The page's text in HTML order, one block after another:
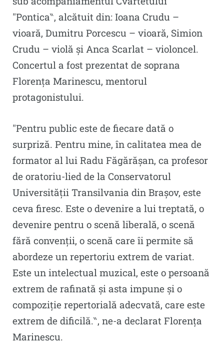
″Pontica‶, alcătuit din: Ioana Crudu –
vioară, Dumitru Porcescu – vioară, Simion
Crudu – violă și Anca Scarlat – violoncel.
Concertul a fost prezentat de soprana
Florența Marinescu, mentorul
protagonistului.
″Pentru public este de fiecare dată o
surpriză. Pentru mine, în calitatea mea de
formator al lui Radu Făgărășan, ca profesor
de oratoriu-lied de la Conservatorul
Universității Transilvania din Brașov, este
ceva firesc. Este o devenire a lui treptată, o
devenire pentru o scenă liberală, o scenă
fără convenții, o scenă care îi permite să
abordeze un repertoriu extrem de variat.
Este un intelectual muzical, este o persoană
extrem de rafinată și asta impune și o
compoziție repertorială adecvată, care este
extrem de dificilă.‶, ne-a declarat Florența
Marinescu.